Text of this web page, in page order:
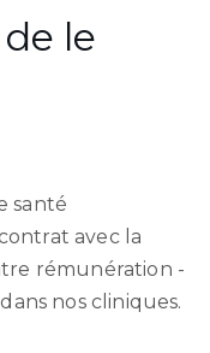
le
santé
avec la
rémunération -
nos cliniques.